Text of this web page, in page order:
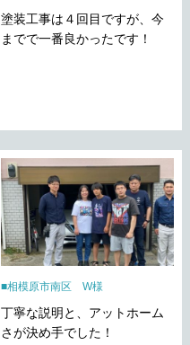
塗装工事は４回目ですが、今
までで一番良かったです！
相模原市南区 W様
丁寧な説明と、アットホーム
さが決め手でした！